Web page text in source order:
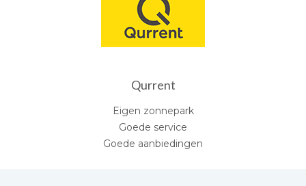
Qurrent
Eigen zonnepark
Goede service
Goede aanbiedingen